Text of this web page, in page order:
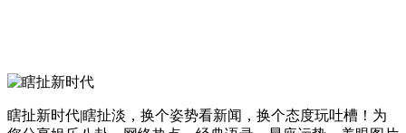
瞎扯新时代|瞎扯淡，换个姿势看新闻，换个态度玩吐槽！为